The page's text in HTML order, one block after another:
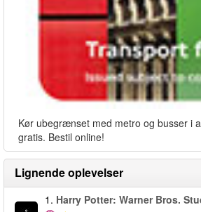
Kør ubegrænset med metro og busser i
gratis. Bestil online!
Lignende oplevelser
1. Harry Potter: Warner Bros.